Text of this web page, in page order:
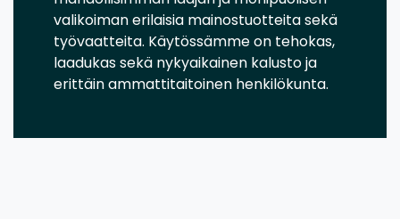
valikoiman erilaisia mainostuotteita sekä
työvaatteita. Käytössämme on tehokas,
laadukas sekä nykyaikainen kalusto ja
erittäin ammattitaitoinen henkilökunta.